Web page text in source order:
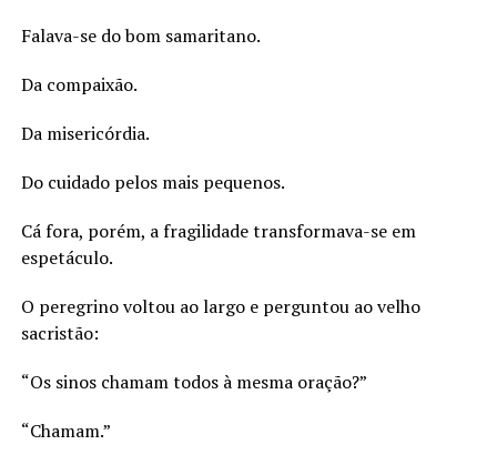
Falava-se do bom samaritano.
Da compaixão.
Da misericórdia.
Do cuidado pelos mais pequenos.
Cá fora, porém, a fragilidade transformava-se em
espetáculo.
O peregrino voltou ao largo e perguntou ao velho
sacristão:
“Os sinos chamam todos à mesma oração?”
“Chamam.”